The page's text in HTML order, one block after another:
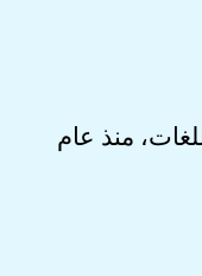
منذ عام